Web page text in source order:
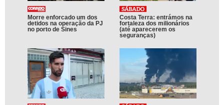
Morre enforcado um dos
detidos na operação da PJ
no porto de Sines
Costa Terra: entrámos na
fortaleza dos milionários
(até aparecerem os
seguranças)